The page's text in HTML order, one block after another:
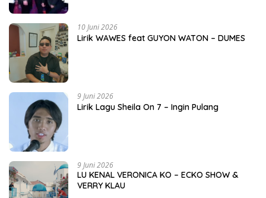
10 Juni 2026
Lirik WAWES feat GUYON WATON – DUMES
9 Juni 2026
Lirik Lagu Sheila On 7 – Ingin Pulang
9 Juni 2026
LU KENAL VERONICA KO – ECKO SHOW &
VERRY KLAU